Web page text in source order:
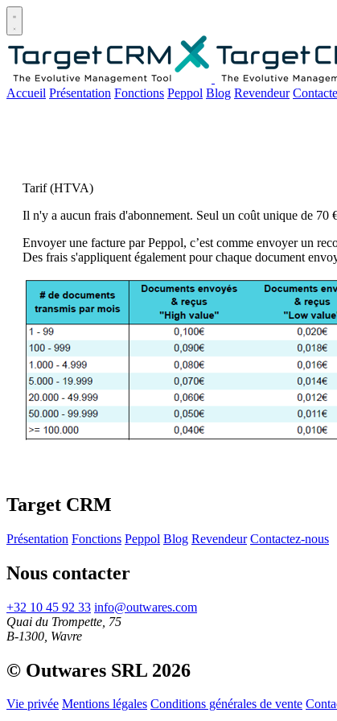
Open main menu
Accueil Présentation Fonctions Peppol Blog Revendeur
Tarif (HTVA)
Il n'y a aucun frais d'abonnement. Seul un coût unique de
Envoyer une facture par Peppol, c’est comme envoyer un
Des frais s'appliquent également pour chaque document
Target CRM
Présentation Fonctions Peppol Blog Revendeur Contactez-nous
Nous contacter
+32 10 45 92 33 info@outwares.com
Quai du Trompette, 75
B-1300, Wavre
© Outwares SRL 2026
Vie privée Mentions légales Conditions générales de vente